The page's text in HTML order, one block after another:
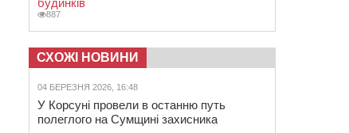
будинків
887
СХОЖІ НОВИНИ
04 БЕРЕЗНЯ 2026, 16:48
У Корсуні провели в останню путь
полеглого на Сумщині захисника